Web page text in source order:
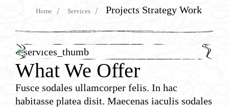
Basın-Yayın
İletişim
TURKUAZART
Home Services Projects Strategy Work
What We Offer
Fusce sodales ullamcorper felis. In hac
habitasse platea disit. Maecenas iaculis sodales